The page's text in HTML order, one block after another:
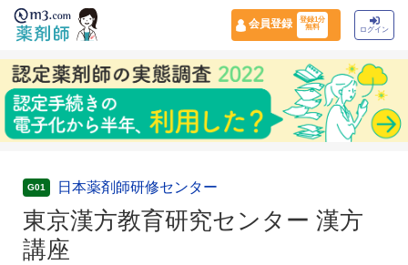
会員登録
登録1分
無料
ログイン
G01 日本薬剤師研修センター
東京漢方教育研究センター 漢方
講座